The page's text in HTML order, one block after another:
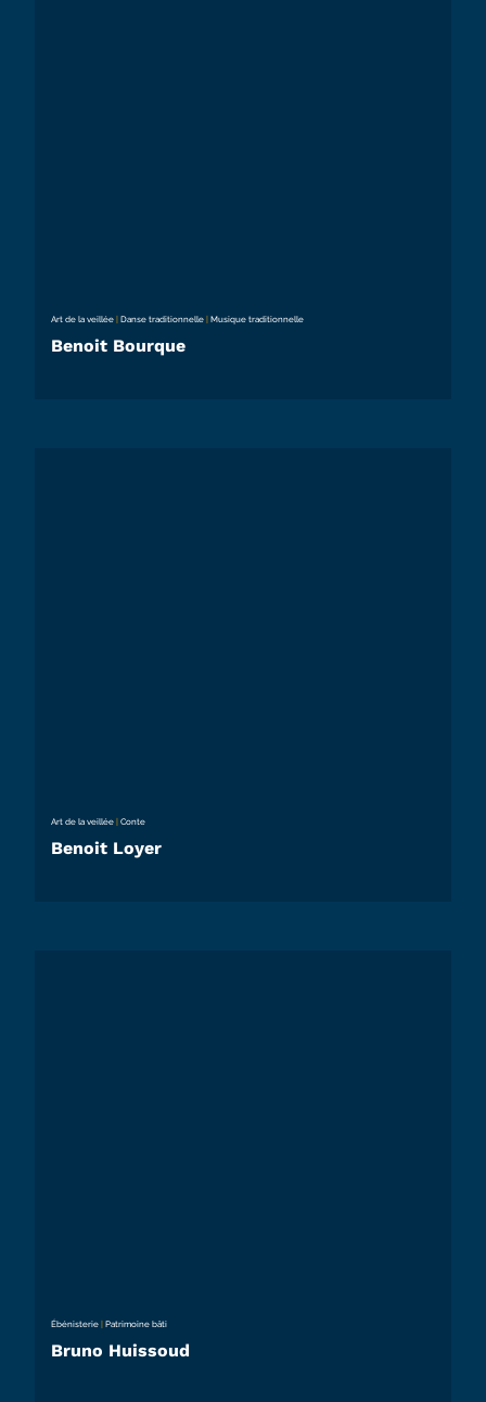
Art de la veillée |Danse traditionnelle |Musique traditionnelle
Benoit Bourque
Art de la veillée |Conte
Benoit Loyer
Ébénisterie |Patrimoine bâti
Bruno Huissoud